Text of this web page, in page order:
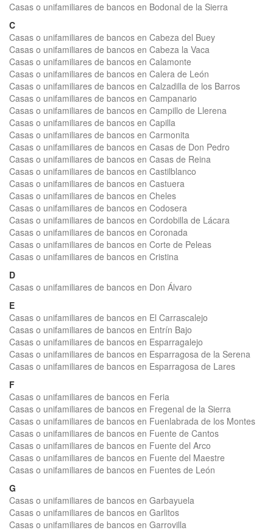
Casas o unifamiliares de bancos en Bodonal de la Sierra
C
Casas o unifamiliares de bancos en Cabeza del Buey
Casas o unifamiliares de bancos en Cabeza la Vaca
Casas o unifamiliares de bancos en Calamonte
Casas o unifamiliares de bancos en Calera de León
Casas o unifamiliares de bancos en Calzadilla de los Barros
Casas o unifamiliares de bancos en Campanario
Casas o unifamiliares de bancos en Campillo de Llerena
Casas o unifamiliares de bancos en Capilla
Casas o unifamiliares de bancos en Carmonita
Casas o unifamiliares de bancos en Casas de Don Pedro
Casas o unifamiliares de bancos en Casas de Reina
Casas o unifamiliares de bancos en Castilblanco
Casas o unifamiliares de bancos en Castuera
Casas o unifamiliares de bancos en Cheles
Casas o unifamiliares de bancos en Codosera
Casas o unifamiliares de bancos en Cordobilla de Lácara
Casas o unifamiliares de bancos en Coronada
Casas o unifamiliares de bancos en Corte de Peleas
Casas o unifamiliares de bancos en Cristina
D
Casas o unifamiliares de bancos en Don Álvaro
E
Casas o unifamiliares de bancos en El Carrascalejo
Casas o unifamiliares de bancos en Entrín Bajo
Casas o unifamiliares de bancos en Esparragalejo
Casas o unifamiliares de bancos en Esparragosa de la Serena
Casas o unifamiliares de bancos en Esparragosa de Lares
F
Casas o unifamiliares de bancos en Feria
Casas o unifamiliares de bancos en Fregenal de la Sierra
Casas o unifamiliares de bancos en Fuenlabrada de los Montes
Casas o unifamiliares de bancos en Fuente de Cantos
Casas o unifamiliares de bancos en Fuente del Arco
Casas o unifamiliares de bancos en Fuente del Maestre
Casas o unifamiliares de bancos en Fuentes de León
G
Casas o unifamiliares de bancos en Garbayuela
Casas o unifamiliares de bancos en Garlitos
Casas o unifamiliares de bancos en Garrovilla